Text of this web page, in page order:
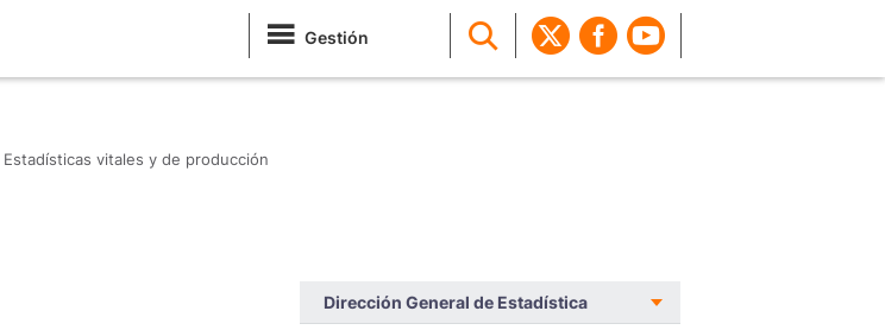
Gestión
Estadísticas vitales y de producción
Dirección General de Estadística